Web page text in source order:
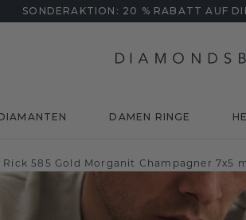
SONDERAKTION: 20 % RABATT AUF
DAMEN RINGE
585 Gold Morganit Champagner 7x5